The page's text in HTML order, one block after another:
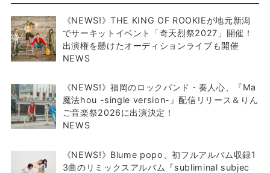
《NEWS!》THE KING OF ROOKIEが地元新潟
でサーキットイベント「奇天烈祭2027」開催！
出演権を懸けたオーディションライブも開催
NEWS
《NEWS!》福岡のロックバンド・奏人心、『Ma
魔法hou -single version-』配信リリース＆りん
ご音楽祭2026に出演決定！
NEWS
《NEWS!》Blume popo、初フルアルバム収録1
3曲のリミックスアルバム『subliminal subjec